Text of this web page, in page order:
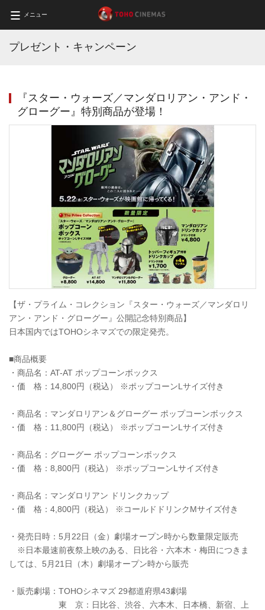
メニュー
プレゼント・キャンペーン
『スター・ウォーズ／マンダロリアン・アンド・
グローグー』特別商品が登場！
【ザ・プライム・コレクション『スター・ウォーズ／マンダロリ
アン・アンド・グローグー』公開記念特別商品】
日本国内ではTOHOシネマズでの限定発売。
■商品概要
・商品名：AT-AT ポップコーンボックス
・価 格：14,800円（税込） ※ポップコーンLサイズ付き
・商品名：マンダロリアン＆グローグー ポップコーンボックス
・価 格：11,800円（税込） ※ポップコーンLサイズ付き
・商品名：グローグー ポップコーンボックス
・価 格：8,800円（税込） ※ポップコーンLサイズ付き
・商品名：マンダロリアン ドリンクカップ
・価 格：4,800円（税込） ※コールドドリンクMサイズ付き
・発売日時：5月22日（金）劇場オープン時から数量限定販売
※日本最速前夜祭上映のある、日比谷・六本木・梅田につきま
しては、5月21日（木）劇場オープン時から販売
・販売劇場：TOHOシネマズ 29都道府県43劇場
東 京：日比谷、渋谷、六本木、日本橋、新宿、上